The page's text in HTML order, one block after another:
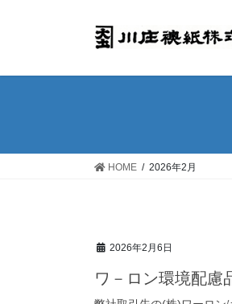
HOME 2026年2月
2026年2月6日
ワ－ロン環境配慮